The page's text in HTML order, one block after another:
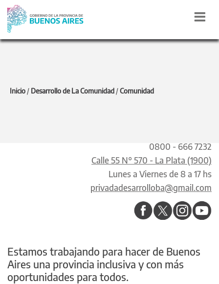
Inicio / Desarrollo de La Comunidad /Comunidad
0800 - 666 7232
Calle 55 N° 570 - La Plata (1900)
Lunes a Viernes de 8 a 17 hs
privadadesarrolloba@gmail.com
Estamos trabajando para hacer de Buenos
Aires una provincia inclusiva y con más
oportunidades para todos.